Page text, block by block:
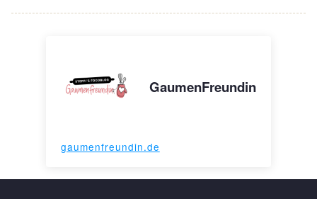
GaumenFreundin
gaumenfreundin.de